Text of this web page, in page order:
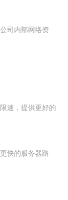
司内部网络资
速，提供更好的
快的服务器路